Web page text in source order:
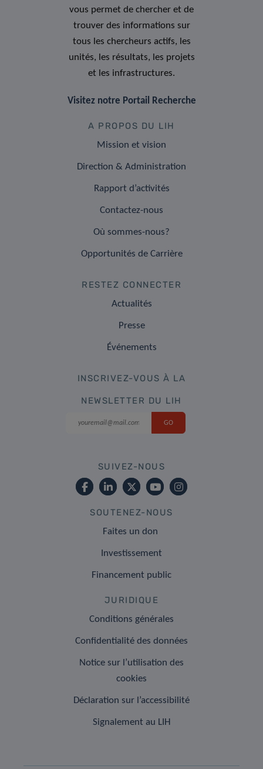
vous permet de chercher et de
trouver des informations sur
tous les chercheurs actifs, les
unités, les résultats, les projets
et les infrastructures.
Visitez notre Portail Recherche
A PROPOS DU LIH
Mission et vision
Direction & Administration
Rapport d’activités
Contactez-nous
Où sommes-nous?
Opportunités de Carrière
RESTEZ CONNECTER
Actualités
Presse
Événements
INSCRIVEZ-VOUS À LA
NEWSLETTER DU LIH
SUIVEZ-NOUS
SOUTENEZ-NOUS
Faites un don
Investissement
Financement public
JURIDIQUE
Conditions générales
Confidentialité des données
Notice sur l’utilisation des
cookies
Déclaration sur l’accessibilité
Signalement au LIH